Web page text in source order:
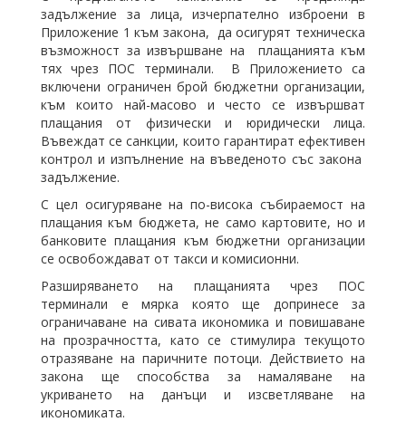
задължение за лица, изчерпателно изброени в
Приложение 1 към закона, да осигурят техническа
възможност за извършване на плащанията към
тях чрез ПОС терминали. В Приложението са
включени ограничен брой бюджетни организации,
към които най-масово и често се извършват
плащания от физически и юридически лица.
Въвеждат се санкции, които гарантират ефективен
контрол и изпълнение на въведеното със закона
задължение.
С цел осигуряване на по-висока събираемост на
плащания към бюджета, не само картовите, но и
банковите плащания към бюджетни организации
се освобождават от такси и комисионни.
Разширяването на плащанията чрез ПОС
терминали е мярка която ще допринесе за
ограничаване на сивата икономика и повишаване
на прозрачността, като се стимулира текущото
отразяване на паричните потоци. Действието на
закона ще способства за намаляване на
укриването на данъци и изсветляване на
икономиката.